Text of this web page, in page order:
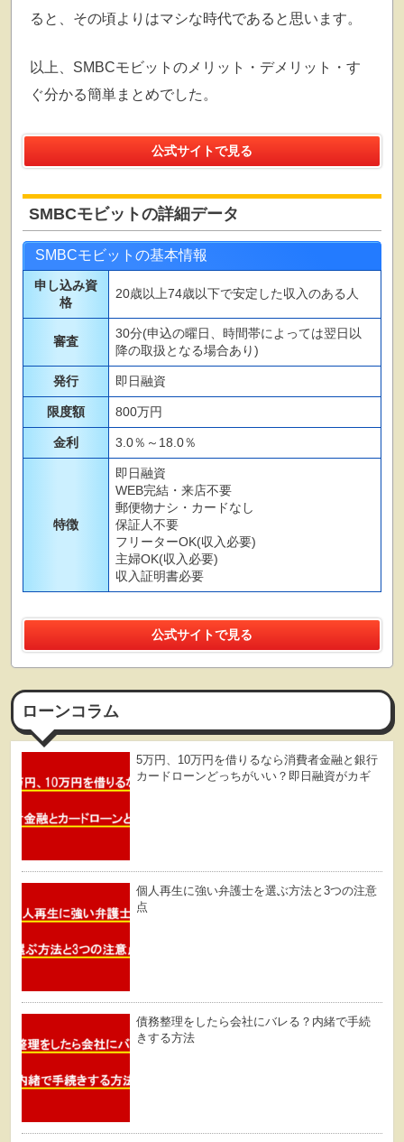
ると、その頃よりはマシな時代であると思います。
以上、SMBCモビットのメリット・デメリット・す
ぐ分かる簡単まとめでした。
公式サイトで見る
SMBCモビットの詳細データ
SMBCモビットの基本情報
申し込み資
格
20歳以上74歳以下で安定した収入のある人
審査
30分(申込の曜日、時間帯によっては翌日以
降の取扱となる場合あり)
発行 即日融資
限度額 800万円
金利 3.0％～18.0％
特徴
即日融資
WEB完結・来店不要
郵便物ナシ・カードなし
保証人不要
フリーターOK(収入必要)
主婦OK(収入必要)
収入証明書必要
公式サイトで見る
ローンコラム
5万円、10万円を借りるなら消費者金融と銀行
カードローンどっちがいい？即日融資がカギ
個人再生に強い弁護士を選ぶ方法と3つの注意
点
債務整理をしたら会社にバレる？内緒で手続
きする方法